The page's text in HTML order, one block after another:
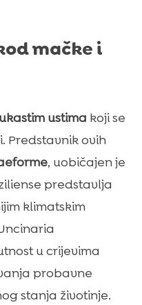
mačke i
ustima koji se
Predstavnik ovih
, uobičajen je
predstavlja
klimatskim
u crijevima
probavne
stanja životinje.